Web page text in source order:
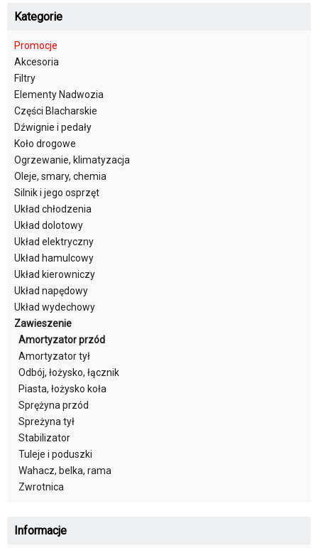
Kategorie
Promocje
Akcesoria
Filtry
Elementy Nadwozia
Części Blacharskie
Dźwignie i pedały
Koło drogowe
Ogrzewanie, klimatyzacja
Oleje, smary, chemia
Silnik i jego osprzęt
Układ chłodzenia
Układ dolotowy
Układ elektryczny
Układ hamulcowy
Układ kierowniczy
Układ napędowy
Układ wydechowy
Zawieszenie
Amortyzator przód
Amortyzator tył
Odbój, łożysko, łącznik
Piasta, łożysko koła
Sprężyna przód
Spreżyna tył
Stabilizator
Tuleje i poduszki
Wahacz, belka, rama
Zwrotnica
Informacje